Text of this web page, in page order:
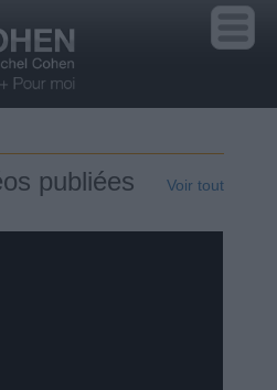
publiées Voir tout